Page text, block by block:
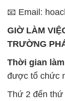
📧 Email:
GIỜ LÀM
TRƯỜNG
Thời gian
được tổ chức
Thứ 2 đến thứ